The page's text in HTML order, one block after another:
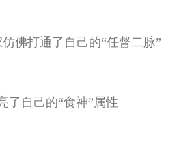
佛打通了自己的“任督二脉”
了自己的“食神”属性